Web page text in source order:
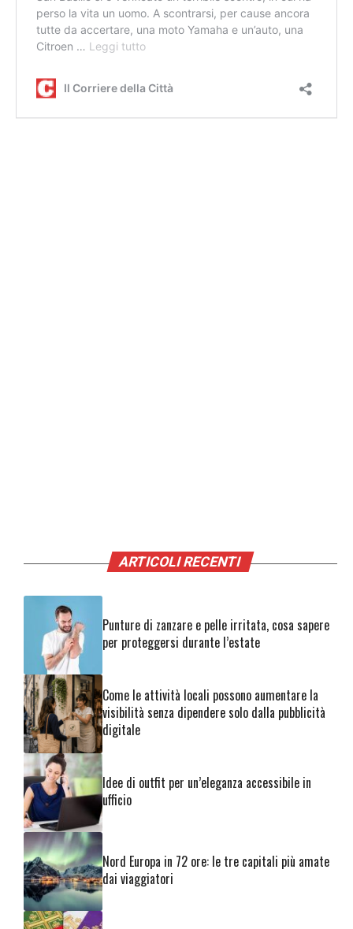
ARTICOLI RECENTI
Punture di zanzare e pelle irritata, cosa sapere
per proteggersi durante l’estate
Come le attività locali possono aumentare la
visibilità senza dipendere solo dalla pubblicità
digitale
Idee di outfit per un’eleganza accessibile in
ufficio
Nord Europa in 72 ore: le tre capitali più amate
dai viaggiatori